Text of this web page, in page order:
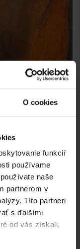
O cookies
funkcií
používame
naše
partnerom v
Títo partneri
s ďalšími
od vás získali,
v našej